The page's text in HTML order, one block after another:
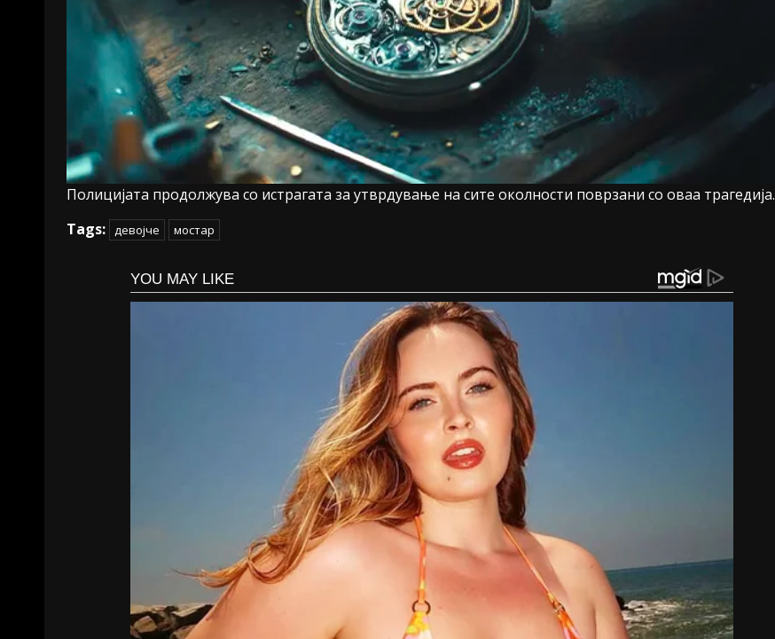
Полицијата продолжува со истрагата за утврдување на сите околности поврзани со оваа трагедија.
Tags: девојче мостар